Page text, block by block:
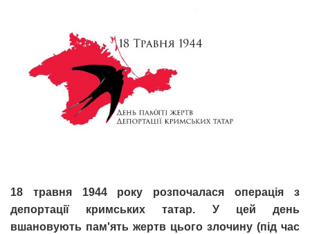
18 травня 1944 року розпочалася операція з
депортації кримських татар. У цей день
вшановують пам'ять жертв цього злочину (під час